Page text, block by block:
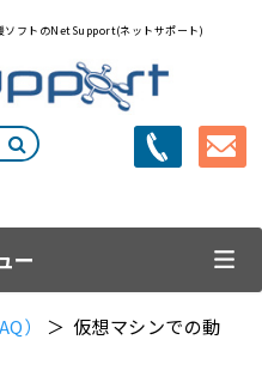
ソフトのNetSupport(ネットサポート)
ー
）
＞ 仮想マシンでの動